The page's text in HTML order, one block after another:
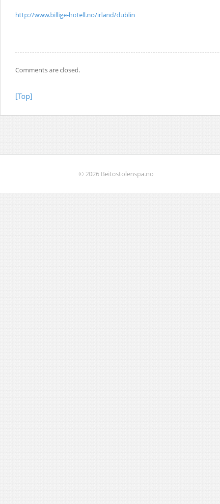
http://www.billige-hotell.no/irland/dublin
Comments are closed.
[Top]
© 2026 Beitostolenspa.no